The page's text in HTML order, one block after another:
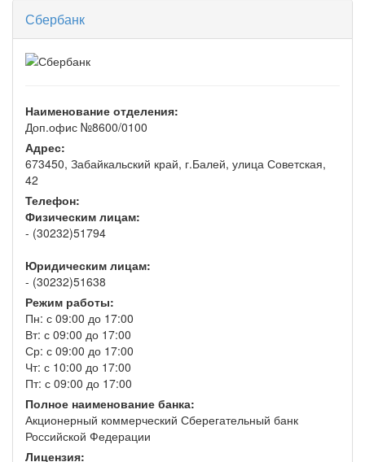
Сбербанк
Наименование отделения:
Доп.офис №8600/0100
Адрес:
673450, Забайкальский край, г.Балей, улица Советская,
42
Телефон:
Физическим лицам:
- (30232)51794
Юридическим лицам:
- (30232)51638
Режим работы:
Пн: с 09:00 до 17:00
Вт: с 09:00 до 17:00
Ср: с 09:00 до 17:00
Чт: с 10:00 до 17:00
Пт: с 09:00 до 17:00
Полное наименование банка:
Акционерный коммерческий Сберегательный банк
Российской Федерации
Лицензия: